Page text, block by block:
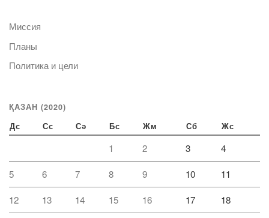
Миссия
Планы
Политика и цели
ҚАЗАН (2020)
Дс Сс Сә Бс Жм Сб Жс
1 2 3 4
5 6 7 8 9 10 11
12 13 14 15 16 17 18